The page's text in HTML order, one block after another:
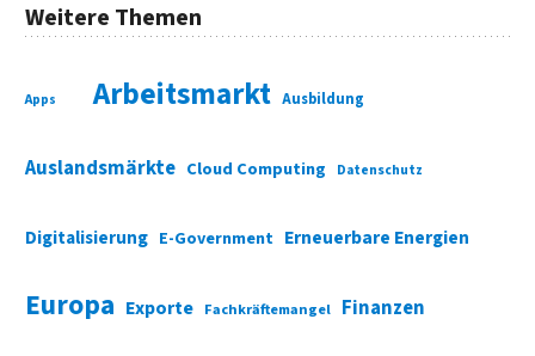
Weitere Themen
Apps Arbeitsmarkt Ausbildung
Auslandsmärkte Cloud Computing Datenschutz
Digitalisierung E-Government Erneuerbare Energien
Europa Exporte Fachkräftemangel Finanzen